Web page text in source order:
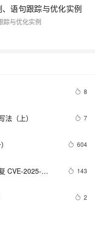
语句跟踪与优化实例
踪与优化实例
8
（上） 7
604
CVE-2025-
143
2
无文件持久化恶